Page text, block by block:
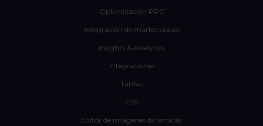
Optimización PPC
Integración de marketplaces
Insights & Analytics
Integraciones
Tarifas
CSS
Editor de imágenes dinámicas